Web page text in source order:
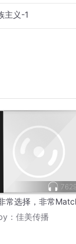
主义-1
7629
常选择，非常
： 佳美传播